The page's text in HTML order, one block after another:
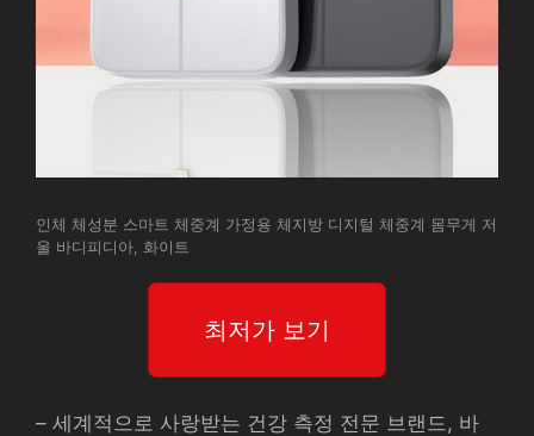
인체 체성분 스마트 체중계 가정용 체지방 디지털 체중계 몸무게 저
울 바디피디아, 화이트
최저가 보기
– 세계적으로 사랑받는 건강 측정 전문 브랜드, 바